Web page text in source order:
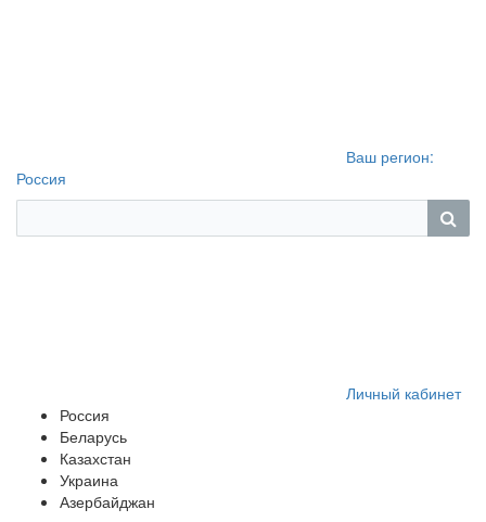
Ваш регион:
Россия
Личный кабинет
Россия
Беларусь
Казахстан
Украина
Азербайджан